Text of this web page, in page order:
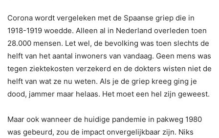
Corona wordt vergeleken met de Spaanse griep die in
1918-1919 woedde. Alleen al in Nederland overleden toen
28.000 mensen. Let wel, de bevolking was toen slechts de
helft van het aantal inwoners van vandaag. Geen mens was
tegen ziektekosten verzekerd en de dokters wisten niet de
helft van wat ze nu weten. Als je de griep kreeg ging je
dood, jammer maar helaas. Het moet een hel zijn geweest.
Maar ook wanneer de huidige pandemie in pakweg 1980
was gebeurd, zou de impact onvergelijkbaar zijn. Niks